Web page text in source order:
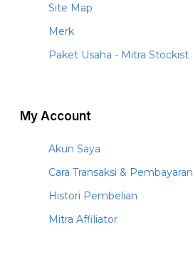
Site Map
Merk
Paket Usaha - Mitra Stockist
My Account
Akun Saya
Cara Transaksi & Pembayaran
Histori Pembelian
Mitra Affiliator